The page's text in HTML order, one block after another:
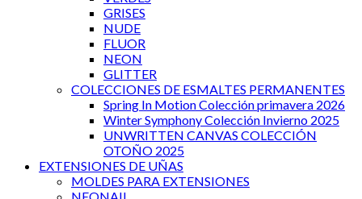
GRISES
NUDE
FLUOR
NEON
GLITTER
COLECCIONES DE ESMALTES PERMANENTES
Spring In Motion Colección primavera 2026
Winter Symphony Colección Invierno 2025
UNWRITTEN CANVAS COLECCIÓN
OTOÑO 2025
EXTENSIONES DE UÑAS
MOLDES PARA EXTENSIONES